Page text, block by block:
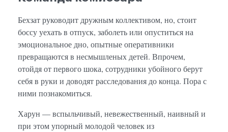
Бехзат руководит дружным коллективом, но, стоит
боссу уехать в отпуск, заболеть или опуститься на
эмоциональное дно, опытные оперативники
превращаются в несмышленых детей. Впрочем,
отойдя от первого шока, сотрудники убойного берут
себя в руки и доводят расследования до конца. Пора с
ними познакомиться.
Харун — вспыльчивый, невежественный, наивный и
при этом упорный молодой человек из